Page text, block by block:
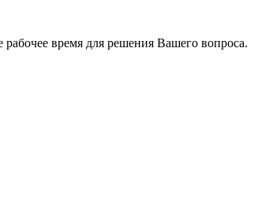
время для решения Вашего вопроса.